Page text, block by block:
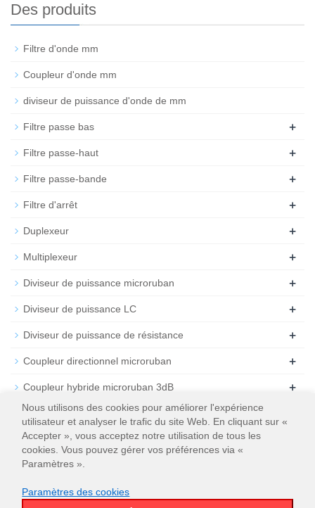
Des produits
Filtre d'onde mm
Coupleur d'onde mm
diviseur de puissance d'onde de mm
Filtre passe bas +
Filtre passe-haut +
Filtre passe-bande +
Filtre d'arrêt +
Duplexeur +
Multiplexeur +
Diviseur de puissance microruban +
Diviseur de puissance LC +
Diviseur de puissance de résistance +
Coupleur directionnel microruban +
Coupleur hybride microruban 3dB +
Atténuateur
Résiliation
Nous utilisons des cookies pour améliorer l'expérience
utilisateur et analyser le trafic du site Web. En cliquant sur «
Accepter », vous acceptez notre utilisation de tous les
cookies. Vous pouvez gérer vos préférences via «
Paramètres ».
Paramètres des cookies